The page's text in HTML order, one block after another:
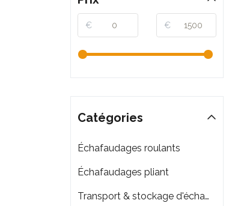
€ €
Catégories
Échafaudages roulants
Échafaudages pliant
Transport & stockage d'échafaudage